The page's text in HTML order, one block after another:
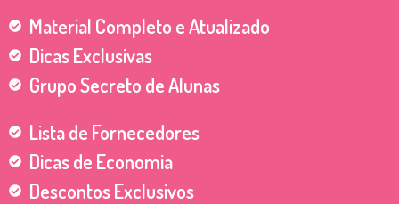
Material Completo e Atualizado
Dicas Exclusivas
Grupo Secreto de Alunas
Lista de Fornecedores
Dicas de Economia
Descontos Exclusivos